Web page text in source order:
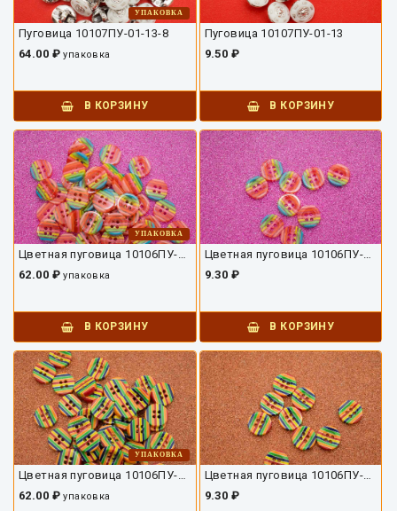
УПАКОВКА
Пуговица 10107ПУ-01-13-8
64.00 ₽упаковка
В КОРЗИНУ
Пуговица 10107ПУ-01-13
9.50 ₽
В КОРЗИНУ
УПАКОВКА
Цветная пуговица 10106ПУ-03-13-8
62.00 ₽упаковка
В КОРЗИНУ
Цветная пуговица 10106ПУ-03-13
9.30 ₽
В КОРЗИНУ
УПАКОВКА
62.00 ₽упаковка
9.30 ₽